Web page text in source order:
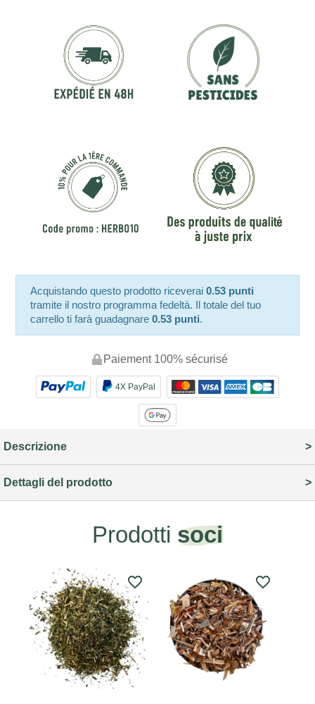
Acquistando questo prodotto riceverai0.53 punti
tramite il nostro programma fedeltà. Il totale del tuo
carrello ti farà guadagnare0.53 punti.
Paiement 100% sécurisé
4X PayPal
Descrizione
Dettagli del prodotto
Prodotti soci
favorite_border favorite_border